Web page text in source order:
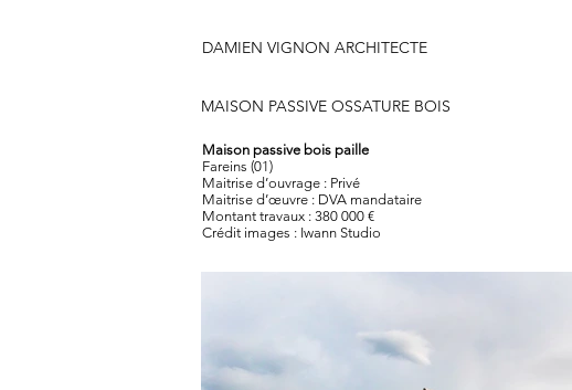
DAMIEN VIGNON ARCHITECTE
MAISON PASSIVE OSSATURE BOIS
Maison passive bois paille
Fareins (01)
Maitrise d’ouvrage : Privé
Maitrise d’œuvre : DVA mandataire
Montant travaux : 380 000 €
Crédit images : Iwann Studio